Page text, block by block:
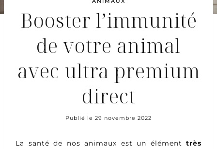
Booster l’immunité
de votre animal
avec ultra premium
direct
Publié le 29 novembre 2022
La santé de nos animaux est un élément très